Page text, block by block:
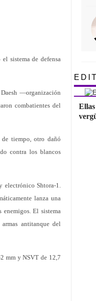
sistema de defensa
—organización
combatientes del
tiempo, otro dañó
contra los blancos
electrónico Shtora-1.
lanza una
El sistema
antitanque del
mm y NSVT de 12,7